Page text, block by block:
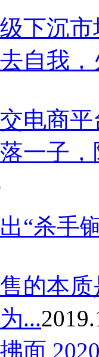
下沉市
自我
电商
一子
“杀手
的本
...
面